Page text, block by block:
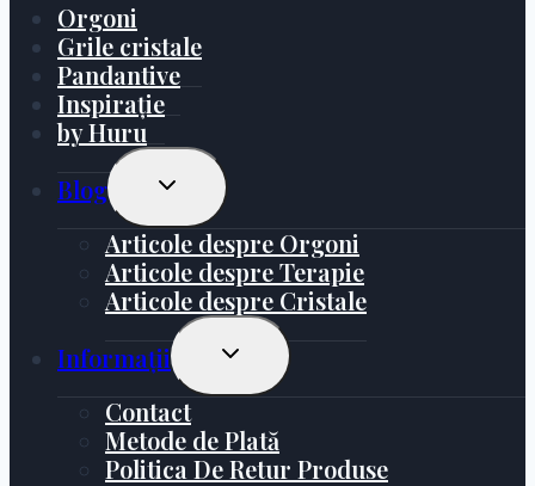
Orgoni
Grile cristale
Pandantive
Inspirație
by Huru
Blog
Toggle
Menu
Articole despre Orgoni
Articole despre Terapie
Articole despre Cristale
Informații
Toggle
Menu
Contact
Metode de Plată
Politica De Retur Produse